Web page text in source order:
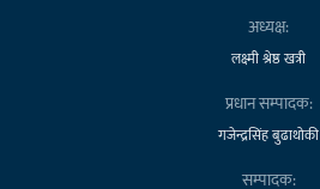
अध्यक्ष:
लक्ष्मी श्रेष्ठ खत्री
प्रधान सम्पादक:
गजेन्द्रसिंह बुढाथोकी
सम्पादक: